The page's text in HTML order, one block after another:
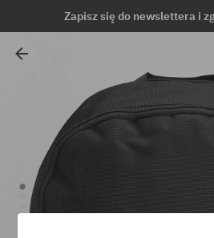
Zapisz się do newslettera i